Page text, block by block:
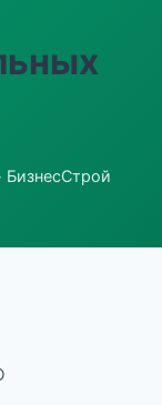
БизнесСтрой